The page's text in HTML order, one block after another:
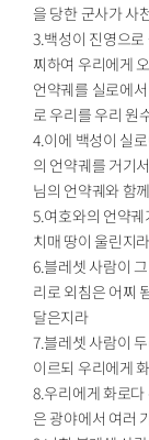
을 당한 군사가 사
3.백성이 진영으
찌하여 우리에게
언약궤를 실로에
로 우리를 우리 원
4.이에 백성이 실
의 언약궤를 거기
님의 언약궤와 함
5.여호와의 언약
치매 땅이 울린지라
6.블레셋 사람이
리로 외침은 어찌
달은지라
7.블레셋 사람이
이르되 우리에게
8.우리에게 화로
은 광야에서 여러